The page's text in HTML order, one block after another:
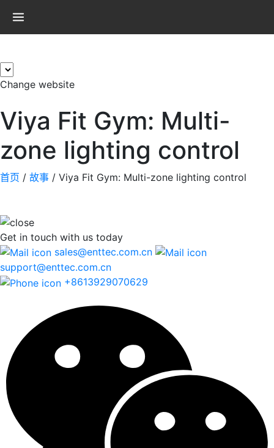
Change website
Viya Fit Gym: Multi-
zone lighting control
首页 / 故事 / Viya Fit Gym: Multi-zone lighting control
Get in touch with us today
sales@enttec.com.cn
support@enttec.com.cn
+8613929070629